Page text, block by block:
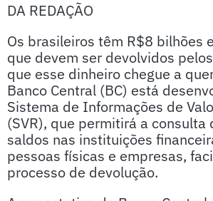
DA REDAÇÃO
Os brasileiros têm R$8 bilhões
que devem ser devolvidos
que esse dinheiro chegue a
Banco Central (BC) está
Sistema de Informações de
(SVR), que permitirá a consulta
saldos nas instituições
pessoas físicas e empresas,
processo de devolução.